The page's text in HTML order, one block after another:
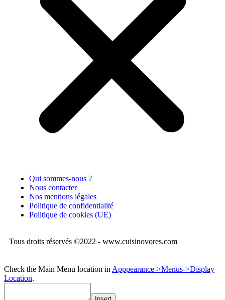
Qui sommes-nous ?
Nous contacter
Nos mentions légales
Politique de confidentialité
Politique de cookies (UE)
Tous droits réservés ©2022 - www.cuisinovores.com
Check the Main Menu location in Apppearance->Menus->Display
Location.